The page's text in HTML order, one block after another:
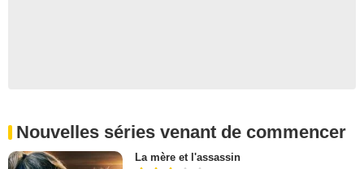
Nouvelles séries venant de commencer
La mère et l'assassin